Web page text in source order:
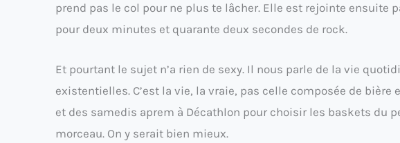
prend pas le col pour ne plus te lâcher. Elle est rejointe ensuite
pour deux minutes et quarante deux secondes de rock.
Et pourtant le sujet n’a rien de sexy. Il nous parle de la vie
existentielles. C’est la vie, la vraie, pas celle composée de
et des samedis aprem à Décathlon pour choisir les baskets du
morceau. On y serait bien mieux.